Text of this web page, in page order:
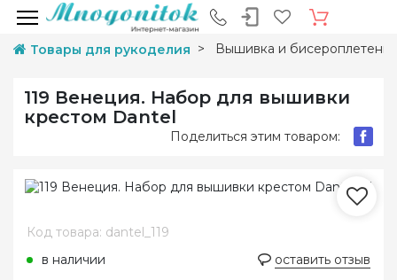
Товары для рукоделия Вышивка и
119 Венеция. Набор для вышивки
крестом Dantel
Поделиться этим товаром:
Код товара: dantel_119
в наличии
оставить отзыв